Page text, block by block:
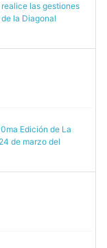
las gestiones
la Diagonal
Edición de La
de marzo del